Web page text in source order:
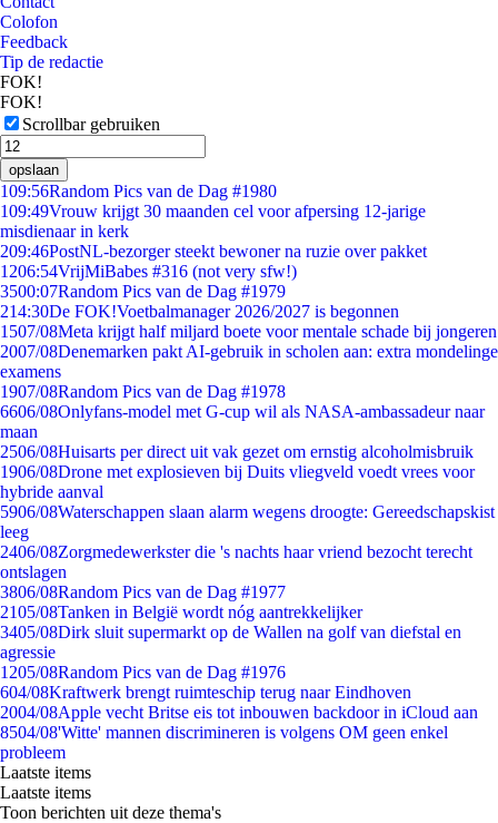
Colofon
Feedback
Tip de redactie
FOK!
FOK!
Scrollbar gebruiken
opslaan
109:56Random Pics van de Dag #1980
109:49Vrouw krijgt 30 maanden cel voor afpersing 12-jarige
misdienaar in kerk
209:46PostNL-bezorger steekt bewoner na ruzie over pakket
1206:54VrijMiBabes #316 (not very sfw!)
3500:07Random Pics van de Dag #1979
214:30De FOK!Voetbalmanager 2026/2027 is begonnen
1507/08Meta krijgt half miljard boete voor mentale schade bij jongeren
2007/08Denemarken pakt AI-gebruik in scholen aan: extra mondelinge
examens
1907/08Random Pics van de Dag #1978
6606/08Onlyfans-model met G-cup wil als NASA-ambassadeur naar
maan
2506/08Huisarts per direct uit vak gezet om ernstig alcoholmisbruik
1906/08Drone met explosieven bij Duits vliegveld voedt vrees voor
hybride aanval
5906/08Waterschappen slaan alarm wegens droogte: Gereedschapskist
leeg
2406/08Zorgmedewerkster die 's nachts haar vriend bezocht terecht
ontslagen
3806/08Random Pics van de Dag #1977
2105/08Tanken in België wordt nóg aantrekkelijker
3405/08Dirk sluit supermarkt op de Wallen na golf van diefstal en
agressie
1205/08Random Pics van de Dag #1976
604/08Kraftwerk brengt ruimteschip terug naar Eindhoven
2004/08Apple vecht Britse eis tot inbouwen backdoor in iCloud aan
8504/08'Witte' mannen discrimineren is volgens OM geen enkel
probleem
Laatste items
Laatste items
Toon berichten uit deze thema's